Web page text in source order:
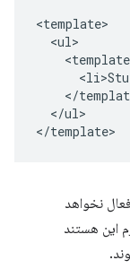
<template>
  <ul>
</
  </ul>
نخواهد
این هستند